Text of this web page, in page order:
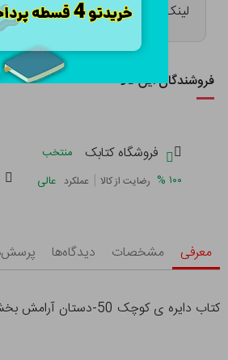
لینک کوتاه: sbp-47907
فروشندگان این کالا
فروشگاه کتابک
منتخب
۱۰۰ % رضایت از کالا | عملکرد عالی
معرفی مشخصات دیدگاه‌ها
کتاب دایره ی کوچک 50-دستان آرامش بخش اثر دایان آلبر نشر آب